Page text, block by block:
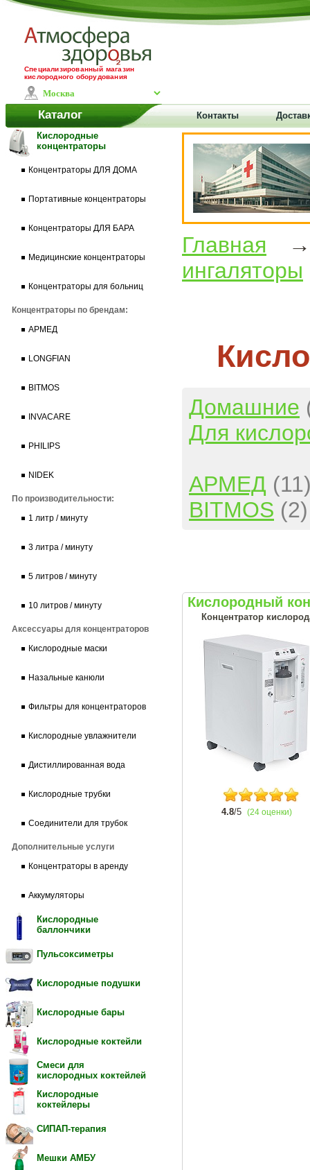
Специализированный магазин
кислородного оборудования
Каталог Контакты
Кислородные
концентраторы
Концентраторы ДЛЯ ДОМА
Портативные концентраторы
Концентраторы ДЛЯ БАРА
Медицинские концентраторы
Концентраторы для больниц
Концентраторы по брендам:
АРМЕД
LONGFIAN
BITMOS
INVACARE
PHILIPS
NIDEK
По производительности:
1 литр / минуту
3 литра / минуту
5 литров / минуту
10 литров / минуту
Аксессуары для концентраторов
Кислородные маски
Назальные канюли
Фильтры для концентраторов
Кислородные увлажнители
Дистиллированная вода
Кислородные трубки
Соединители для трубок
Дополнительные услуги
Концентраторы в аренду
Аккумуляторы
Кислородные
баллончики
Пульсоксиметры
Кислородные подушки
Кислородные бары
Кислородные коктейли
Смеси для
кислородных коктейлей
Кислородные
коктейлеры
СИПАП-терапия
Мешки АМБУ
Главная
ингаляторы
Домашние
Для
АРМЕД
BITMOS (2)
Кислородный
Концентратор
4.8/5 (24 оценки)